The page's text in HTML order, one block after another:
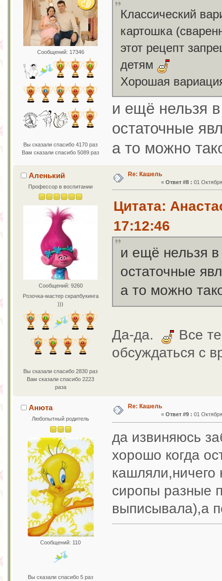
Сообщений: 17346
Вы сказали спасибо 4170 раз
Вам сказали спасибо 5089 раз
Классический
картошка
этот рецепт
детям
Хорошая
и ещё нельзя
остаточные
а то можно
Аленький
Профессор в воспитании
Сообщений: 9260
Розочка-мастер скрапбукинга
)))
Вы сказали спасибо 2830 раз
Вам сказали спасибо 2223
раза
Re: Кашель
«Ответ #8 : 01
Цитата:
17:12:46
и ещё нельзя в
остаточные
а то можно
Да-да.
Все
обсуждаться с
Анюта
Любопытный родитель
Сообщений: 110
Вы сказали спасибо 5 раз
Re: Кашель
«Ответ #9 : 01
да извиняюсь
хорошо когда
кашляли,ничего
сиропы разные
выписывала),а